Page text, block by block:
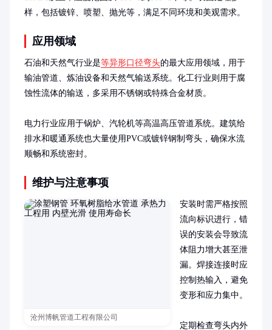
样，包括镀锌、喷塑、抛光等，满足不同环境和美观需求。
应用领域
石油和天然气行业是等异形口径弯头的最大应用领域，用于
输油管道、炼油设备和天然气输送系统。化工行业则用于腐
蚀性流体的输送，多采用不锈钢或特殊合金材质。
电力行业应用于锅炉、汽轮机等高温高压管道系统。建筑给
排水和暖通系统也大量使用PVC或镀锌钢制弯头，确保水流
顺畅和系统密封。
维护与注意事项
沧州博帆管道工程有限公司
安装时需严格按照
流向标识进行，错
误的安装会导致流
体阻力增大甚至泄
漏。焊接连接时应
控制热输入，避免
变形和应力集中。
定期检查弯头内外